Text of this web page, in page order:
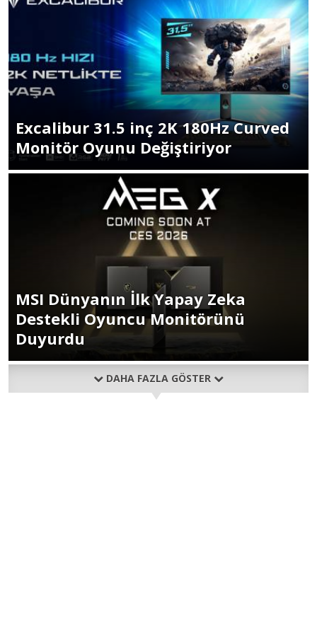
Excalibur 31.5 inç 2K 180Hz Curved
Monitör Oyunu Değiştiriyor
MSI Dünyanın İlk Yapay Zeka
Destekli Oyuncu Monitörünü
Duyurdu
DAHA FAZLA GÖSTER